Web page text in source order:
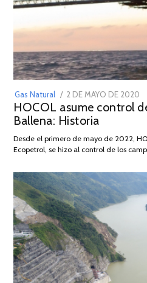
Gas Natural
POSTED
ON
2 DE MAYO DE 2020
HOCOL asume control
Ballena: Historia
Desde el primero de mayo de 2022,
Ecopetrol, se hizo al control de los